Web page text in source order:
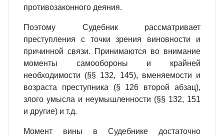
противозаконного деяния.
Поэтому Судебник рассматривает
преступления с точки зрения виновности и
причинной связи. Принимаются во внимание
моменты самообороны и крайней
необходимости (§§ 132, 145), вменяемости и
возраста преступника (§ 126 второй абзац),
злого умысла и неумышленности (§§ 132, 151
и другие) и т.д.
Момент вины в Судебнике достаточно